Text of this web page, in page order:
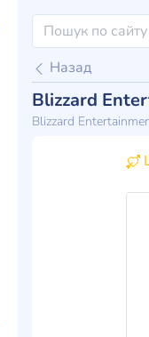
Назад
Blizzard
Blizzard